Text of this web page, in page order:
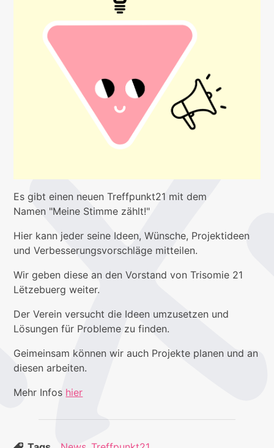
Es gibt einen neuen Treffpunkt21 mit dem
Namen "Meine Stimme zählt!"
Hier kann jeder seine Ideen, Wünsche, Projektideen
und Verbesserungsvorschläge mitteilen.
Wir geben diese an den Vorstand von Trisomie 21
Lëtzebuerg weiter.
Der Verein versucht die Ideen umzusetzen und
Lösungen für Probleme zu finden.
Geimeinsam können wir auch Projekte planen und an
diesen arbeiten.
Mehr Infos hier